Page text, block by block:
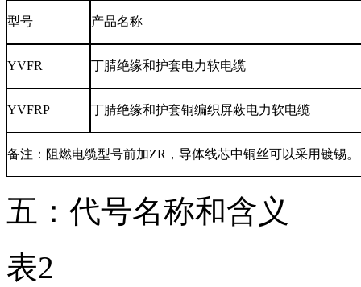
型号 产品名称
YVFR 丁腈绝缘和护套电力软电缆
YVFRP 丁腈绝缘和护套铜编织屏蔽电力软电缆
备注：阻燃电缆型号前加ZR，导体线芯中铜丝可以采用镀锡。
五：代号名称和含义
表2